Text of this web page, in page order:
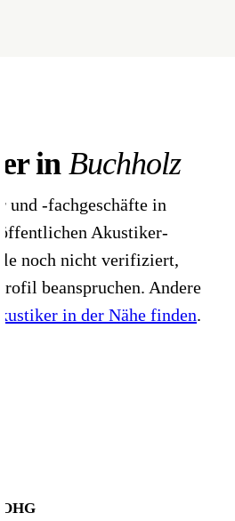
in Buchholz
und -fachgeschäfte in
öffentlichen Akustiker-
noch nicht verifiziert,
beanspruchen. Andere
in der Nähe finden.
OHG